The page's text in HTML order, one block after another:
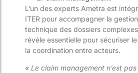
L’un des experts Ametra est
ITER pour accompagner la
technique des dossiers
révèle essentielle pour sécuriser
la coordination entre acteurs.
« Le claim management n’est